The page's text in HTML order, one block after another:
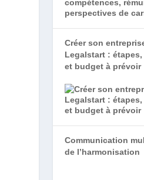
Créer son
Legalstart :
et budget à prévoir
Communication
de l’harmonisation